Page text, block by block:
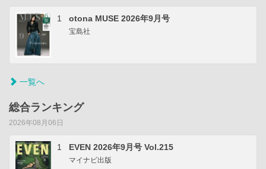
1 otona MUSE 2026年9月号
宝島社
一覧へ
総合ランキング
2026年08月06日
1 EVEN 2026年9月号 Vol.215
マイナビ出版